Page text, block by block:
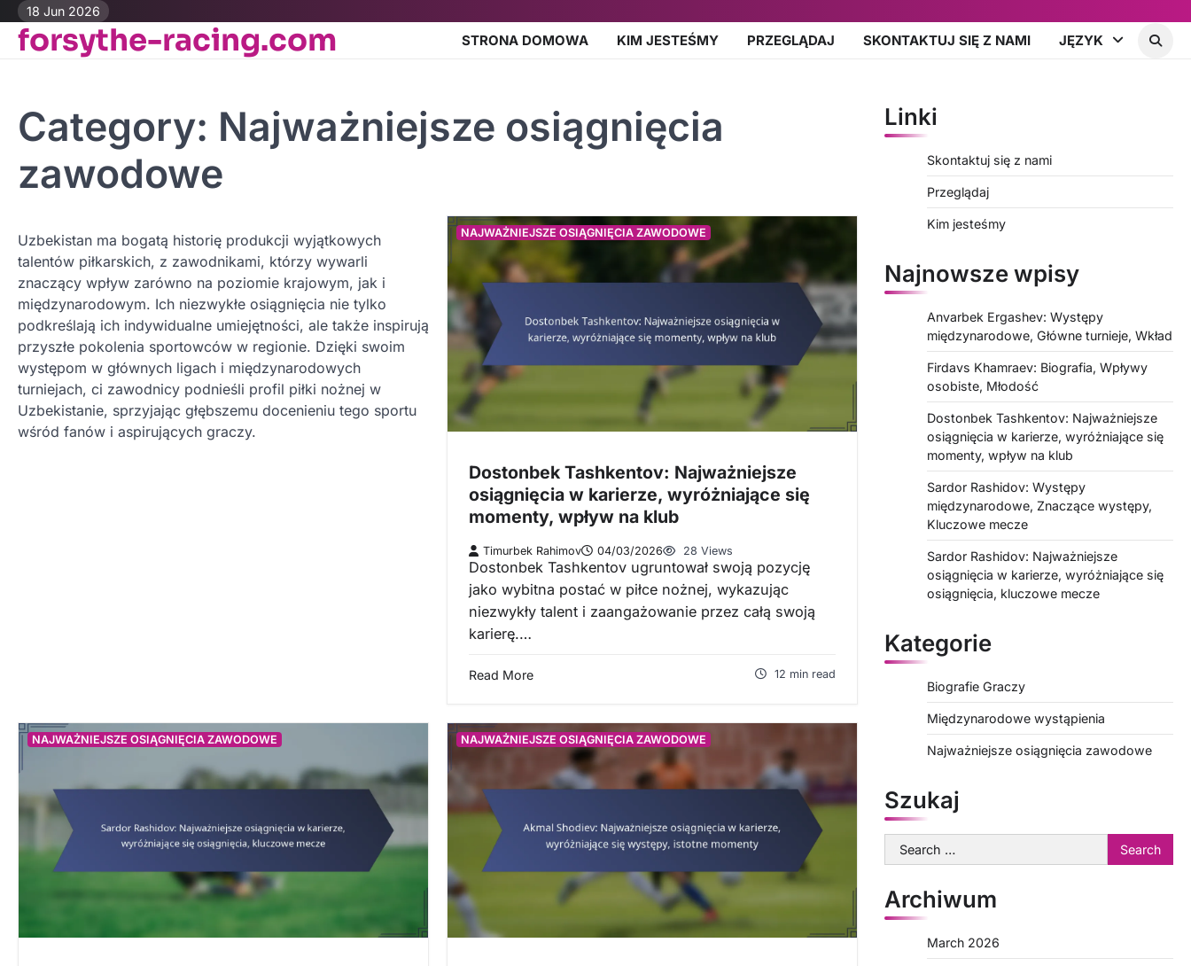
Skip
content
18 Jun 2026
forsythe-racing.com STRONA DOMOWA KIM JESTEŚMY PRZEGLĄDAJ SKONTAKTUJ SIĘ Z NAMI JĘZYK
Category: Najważniejsze osiągnięcia
zawodowe
Uzbekistan ma bogatą historię produkcji wyjątkowych
talentów piłkarskich, z zawodnikami, którzy wywarli
znaczący wpływ zarówno na poziomie krajowym, jak i
międzynarodowym. Ich niezwykłe osiągnięcia nie tylko
podkreślają ich indywidualne umiejętności, ale także inspirują
przyszłe pokolenia sportowców w regionie. Dzięki swoim
występom w głównych ligach i międzynarodowych
turniejach, ci zawodnicy podnieśli profil piłki nożnej w
Uzbekistanie, sprzyjając głębszemu docenieniu tego sportu
wśród fanów i aspirujących graczy.
NAJWAŻNIEJSZE OSIĄGNIĘCIA ZAWODOWE
Dostonbek Tashkentov: Najważniejsze
osiągnięcia w karierze, wyróżniające się
momenty, wpływ na klub
Timurbek Rahimov 04/03/2026 28 Views
Dostonbek Tashkentov ugruntował swoją pozycję
jako wybitna postać w piłce nożnej, wykazując
niezwykły talent i zaangażowanie przez całą swoją
karierę.…
Read More 12 min read
NAJWAŻNIEJSZE OSIĄGNIĘCIA ZAWODOWE NAJWAŻNIEJSZE OSIĄGNIĘCIA ZAWODOWE
Linki
Skontaktuj się z nami
Przeglądaj
Kim jesteśmy
Najnowsze wpisy
Anvarbek Ergashev: Występy
międzynarodowe, Główne turnieje, Wkład
Firdavs Khamraev: Biografia, Wpływy
osobiste, Młodość
Dostonbek Tashkentov: Najważniejsze
osiągnięcia w karierze, wyróżniające się
momenty, wpływ na klub
Sardor Rashidov: Występy
międzynarodowe, Znaczące występy,
Kluczowe mecze
Sardor Rashidov: Najważniejsze
osiągnięcia w karierze, wyróżniające się
osiągnięcia, kluczowe mecze
Kategorie
Biografie Graczy
Międzynarodowe wystąpienia
Najważniejsze osiągnięcia zawodowe
Szukaj
Search
for:
Archiwum
March 2026